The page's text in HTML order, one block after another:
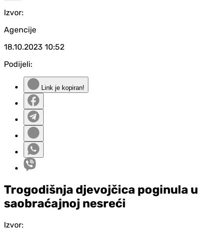
Izvor:
Agencije
18.10.2023 10:52
Podijeli:
Link je kopiran!
Trogodišnja djevojčica poginula u
saobraćajnoj nesreći
Izvor: